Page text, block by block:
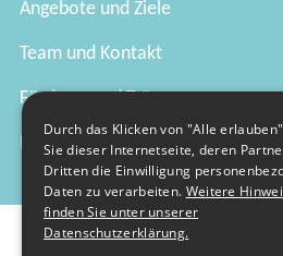
Angebote und Ziele
Team und Kontakt
Förderer und Träger
Netzwerkpartner
Durch das Klicken von "Alle
Sie dieser Internetseite, deren
Dritten die Einwilligung
Daten zu verarbeiten. Weitere
finden Sie unter unserer
Datenschutzerklärung.